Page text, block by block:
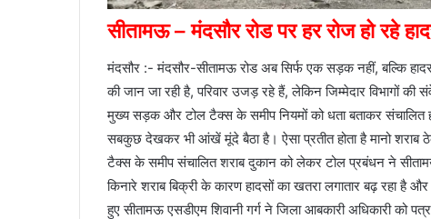
सीतामऊ – मंदसौर रोड पर हर रोज हो रहे
मंदसौर :- मंदसौर-सीतामऊ रोड अब सिर्फ एक सड़क नहीं, बल्कि
की जान जा रही है, परिवार उजड़ रहे हैं, लेकिन जिम्मेदार विभागों
मुख्य सड़क और टोल टैक्स के समीप नियमों को धता बताकर संचालित
सबकुछ देखकर भी आंखें मूंदे बैठा है। ऐसा प्रतीत होता है मानो शराब
टैक्स के समीप संचालित शराब दुकान को लेकर टोल प्रबंधन ने
किनारे शराब बिक्री के कारण हादसों का खतरा लगातार बढ़ रहा है
हुए सीतामऊ एसडीएम शिवानी गर्ग ने जिला आबकारी अधिकारी को